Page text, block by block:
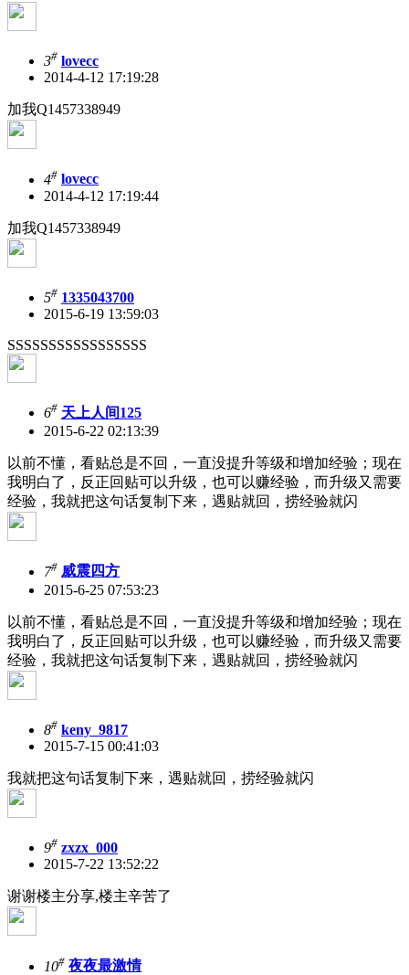
3# lovecc
2014-4-12 17:19:28
加我Q1457338949
4# lovecc
2014-4-12 17:19:44
加我Q1457338949
5# 1335043700
2015-6-19 13:59:03
SSSSSSSSSSSSSSSSS
6# 天上人间125
2015-6-22 02:13:39
以前不懂，看贴总是不回，一直没提升等级和增加经验；现在
我明白了，反正回贴可以升级，也可以赚经验，而升级又需要
经验，我就把这句话复制下来，遇贴就回，捞经验就闪
7# 威震四方
2015-6-25 07:53:23
以前不懂，看贴总是不回，一直没提升等级和增加经验；现在
我明白了，反正回贴可以升级，也可以赚经验，而升级又需要
经验，我就把这句话复制下来，遇贴就回，捞经验就闪
8# keny_9817
2015-7-15 00:41:03
我就把这句话复制下来，遇贴就回，捞经验就闪
9# zxzx_000
2015-7-22 13:52:22
谢谢楼主分享,楼主辛苦了
10# 夜夜最激情